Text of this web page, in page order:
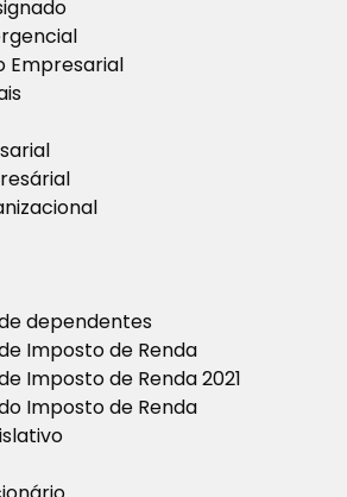
Empresarial
dependentes
Imposto de Renda
Imposto de Renda 2021
Imposto de Renda